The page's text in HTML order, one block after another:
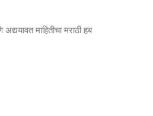
माहितीचा मराठी हब